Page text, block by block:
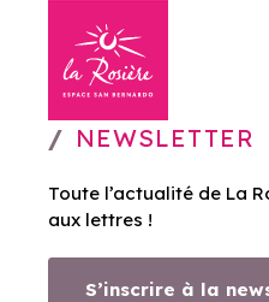
NEWSLETTER
Toute l’actualité de La
aux lettres !
S’inscrire à la